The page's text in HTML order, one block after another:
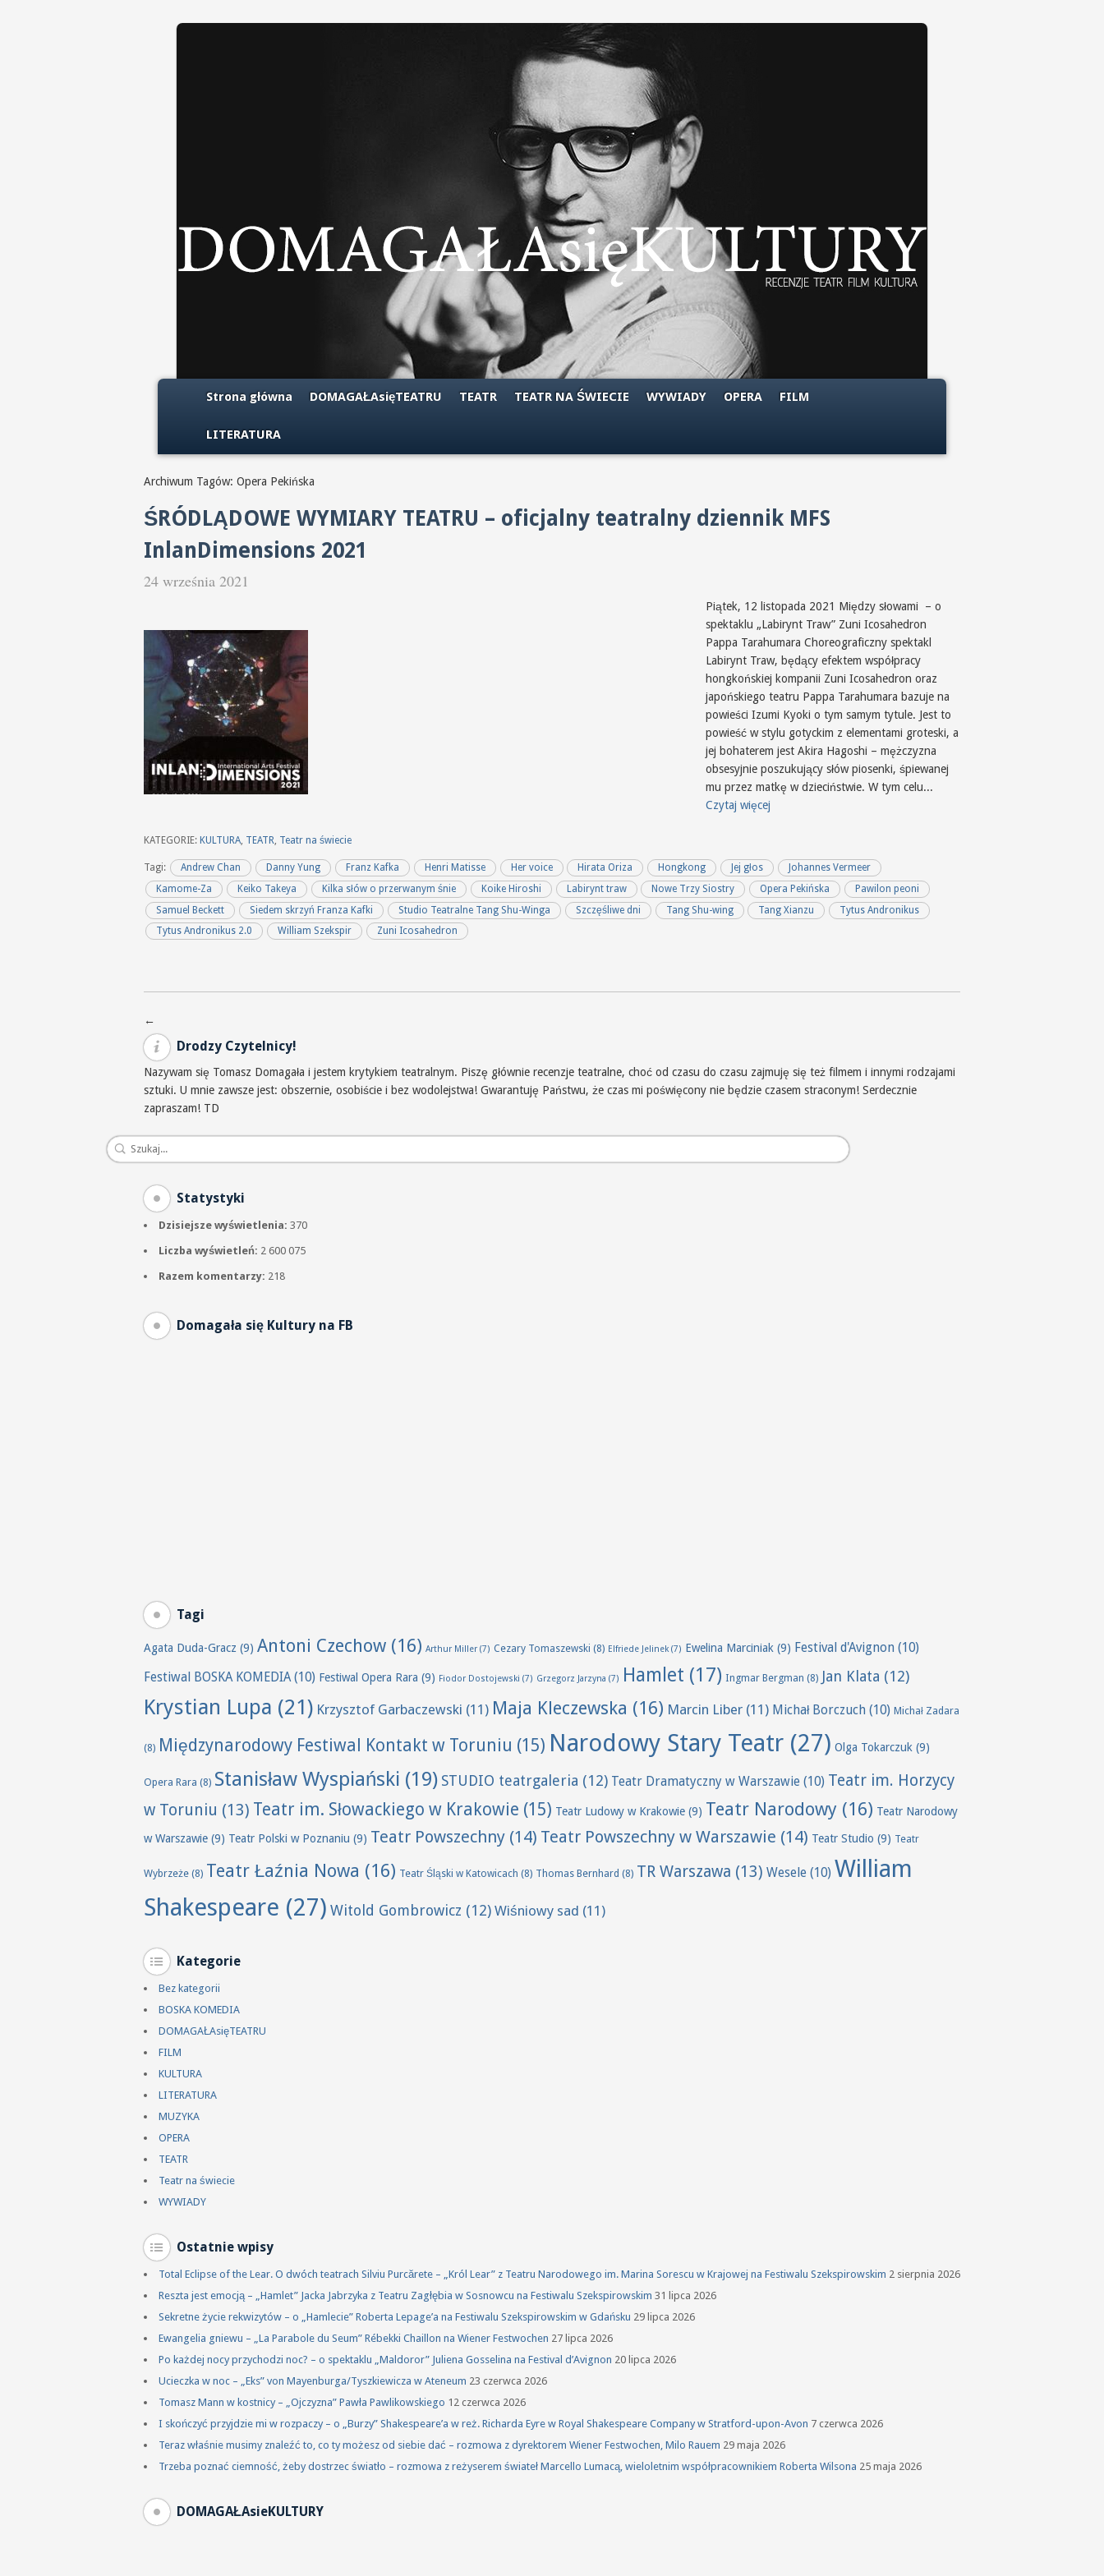
Strona główna DOMAGAŁAsięTEATRU TEATR TEATR NA ŚWIECIE WYWIADY OPERA FILM
LITERATURA
Archiwum Tagów: Opera Pekińska
ŚRÓDLĄDOWE WYMIARY TEATRU – oficjalny teatralny dziennik MFS
InlanDimensions 2021
24 września 2021
Piątek, 12 listopada 2021 Między słowami – o
spektaklu „Labirynt Traw” Zuni Icosahedron
Pappa Tarahumara Choreograficzny spektakl
Labirynt Traw, będący efektem współpracy
hongkońskiej kompanii Zuni Icosahedron oraz
japońskiego teatru Pappa Tarahumara bazuje na
powieści Izumi Kyoki o tym samym tytule. Jest to
powieść w stylu gotyckim z elementami groteski, a
jej bohaterem jest Akira Hagoshi – mężczyzna
obsesyjnie poszukujący słów piosenki, śpiewanej
mu przez matkę w dzieciństwie. W tym celu...
Czytaj więcej
KATEGORIE: KULTURA TEATR Teatr na świecie
Tagi: Andrew Chan Danny Yung Franz Kafka Henri Matisse Her voice Hirata Oriza Hongkong Jej głos
Johannes Vermeer
Kamome-Za
Keiko Takeya Kilka słów o przerwanym śnie Koike Hiroshi Labirynt traw Nowe Trzy Siostry Opera Pekińska
Pawilon peoni
Samuel Beckett
Siedem skrzyń Franza Kafki Studio Teatralne Tang Shu-Winga Szczęśliwe dni Tang Shu-wing Tang Xianzu
Tytus Andronikus
Tytus Andronikus 2.0
William Szekspir Zuni Icosahedron
Nawigacja po wpisach
←
Drodzy Czytelnicy!
Nazywam się Tomasz Domagała i jestem krytykiem teatralnym. Piszę głównie recenzje teatralne, choć od czasu do czasu zajmuję się też filmem i innymi rodzajami
sztuki. U mnie zawsze jest: obszernie, osobiście i bez wodolejstwa! Gwarantuję Państwu, że czas mi poświęcony nie będzie czasem straconym! Serdecznie
zapraszam! TD
Statystyki
Dzisiejsze wyświetlenia: 370
Liczba wyświetleń: 2 600 075
Razem komentarzy: 218
Domagała się Kultury na FB
Tagi
Agata Duda-Gracz (9) Antoni Czechow (16) Arthur Miller (7) Cezary Tomaszewski (8) Elfriede Jelinek(7) Ewelina Marciniak (9) Festival d'Avignon (10)
Festiwal BOSKA KOMEDIA(10) Festiwal Opera Rara (9) Fiodor Dostojewski (7) Grzegorz Jarzyna (7) Hamlet (17) Ingmar Bergman (8) Jan Klata (12)
Krystian Lupa (21) Krzysztof Garbaczewski (11) Maja Kleczewska (16) Marcin Liber (11) Michał Borczuch (10) Michał Zadara
(8) Międzynarodowy Festiwal Kontakt w Toruniu (15) Narodowy Stary Teatr (27) Olga Tokarczuk (9)
Opera Rara (8) Stanisław Wyspiański (19) STUDIO teatrgaleria (12) Teatr Dramatyczny w Warszawie (10) Teatr im. Horzycy
w Toruniu (13) Teatr im. Słowackiego w Krakowie (15) Teatr Ludowy w Krakowie (9) Teatr Narodowy (16) Teatr Narodowy
w Warszawie (9) Teatr Polski w Poznaniu (9) Teatr Powszechny (14) Teatr Powszechny w Warszawie (14) Teatr Studio (9) Teatr
Wybrzeże (8) Teatr Łaźnia Nowa (16) Teatr Śląski w Katowicach (8) Thomas Bernhard (8) TR Warszawa (13) Wesele (10) William
Shakespeare (27) Witold Gombrowicz (12) Wiśniowy sad (11)
Kategorie
Bez kategorii
BOSKA KOMEDIA
DOMAGAŁAsięTEATRU
FILM
KULTURA
LITERATURA
MUZYKA
OPERA
TEATR
Teatr na świecie
WYWIADY
Ostatnie wpisy
Total Eclipse of the Lear. O dwóch teatrach Silviu Purcărete – „Król Lear” z Teatru Narodowego im. Marina Sorescu w Krajowej na Festiwalu Szekspirowskim 2 sierpnia 2026
Reszta jest emocją – „Hamlet” Jacka Jabrzyka z Teatru Zagłębia w Sosnowcu na Festiwalu Szekspirowskim 31 lipca 2026
Sekretne życie rekwizytów – o „Hamlecie” Roberta Lepage’a na Festiwalu Szekspirowskim w Gdańsku 29 lipca 2026
Ewangelia gniewu – „La Parabole du Seum” Rébekki Chaillon na Wiener Festwochen 27 lipca 2026
Po każdej nocy przychodzi noc? – o spektaklu „Maldoror” Juliena Gosselina na Festival d’Avignon 20 lipca 2026
Ucieczka w noc – „Eks” von Mayenburga/Tyszkiewicza w Ateneum 23 czerwca 2026
Tomasz Mann w kostnicy – „Ojczyzna” Pawła Pawlikowskiego 12 czerwca 2026
I skończyć przyjdzie mi w rozpaczy – o „Burzy” Shakespeare’a w reż. Richarda Eyre w Royal Shakespeare Company w Stratford-upon-Avon 7 czerwca 2026
Teraz właśnie musimy znaleźć to, co ty możesz od siebie dać – rozmowa z dyrektorem Wiener Festwochen, Milo Rauem 29 maja 2026
Trzeba poznać ciemność, żeby dostrzec światło – rozmowa z reżyserem świateł Marcello Lumacą, wieloletnim współpracownikiem Roberta Wilsona 25 maja 2026
DOMAGAŁAsieKULTURY